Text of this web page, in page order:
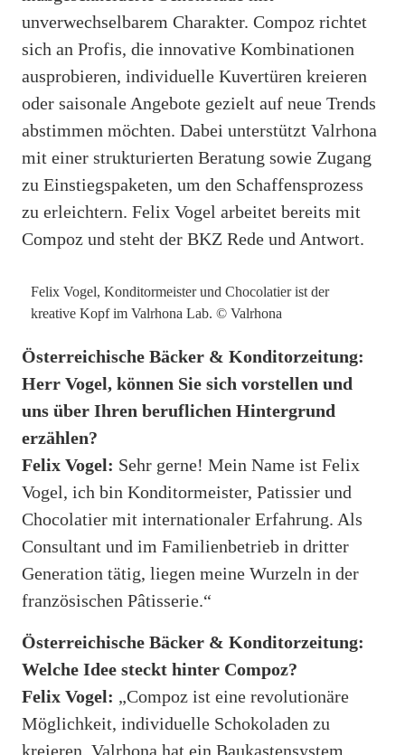
unverwechselbarem Charakter. Compoz richtet
sich an Profis, die innovative Kombinationen
ausprobieren, individuelle Kuvertüren kreieren
oder saisonale Angebote gezielt auf neue Trends
abstimmen möchten. Dabei unterstützt Valrhona
mit einer strukturierten Beratung sowie Zugang
zu Einstiegspaketen, um den Schaffensprozess
zu erleichtern. Felix Vogel arbeitet bereits mit
Compoz und steht der BKZ Rede und Antwort.
Felix Vogel, Konditormeister und Chocolatier ist der
kreative Kopf im Valrhona Lab. © Valrhona
Österreichische Bäcker & Konditorzeitung:
Herr Vogel, können Sie sich vorstellen und
uns über Ihren beruflichen Hintergrund
erzählen?
Felix Vogel: Sehr gerne! Mein Name ist Felix
Vogel, ich bin Konditormeister, Patissier und
Chocolatier mit internationaler Erfahrung. Als
Consultant und im Familienbetrieb in dritter
Generation tätig, liegen meine Wurzeln in der
französischen Pâtisserie.“
Österreichische Bäcker & Konditorzeitung:
Welche Idee steckt hinter Compoz?
Felix Vogel: „Compoz ist eine revolutionäre
Möglichkeit, individuelle Schokoladen zu
kreieren. Valrhona hat ein Baukastensystem